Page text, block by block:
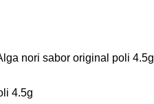
nori sabor original poli 4.5g